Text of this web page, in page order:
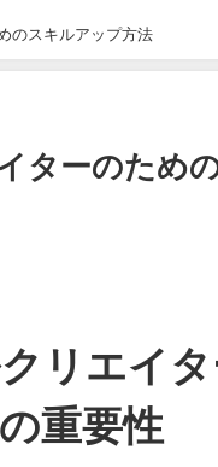
のスキルアップ方法
ターのため
リエイ
重要性